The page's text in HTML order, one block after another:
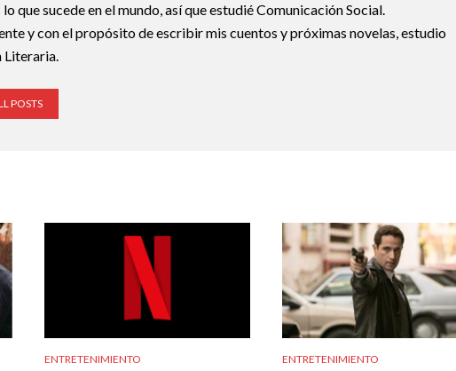
que sucede en el mundo, así que estudié Comunicación Social.
y con el propósito de escribir mis cuentos y próximas novelas, estudio
Literaria.
POSTS
ENTRETENIMIENTO ENTRETENIMIENTO